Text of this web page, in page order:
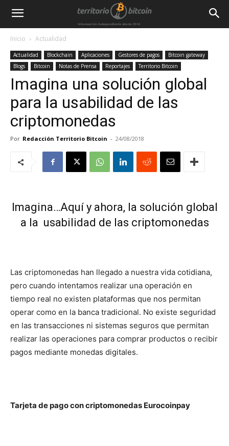
Inicio Actualidad
Actualidad Blockchain Aplicaciones Gestores de pagos
Bitcoin gateway
Blogs
Bitcoin Notas de Prensa Reportajes Territorio Bitcoin
Imagina una solución global
para la usabilidad de las
criptomonedas
Por Redacción Territorio Bitcoin - 24/08/2018
Imagina…Aquí y ahora, la solución global
a la usabilidad de las criptomonedas
Las criptomonedas han llegado a nuestra vida cotidiana,
pero cuando intentamos realizar una operación en
tiempo real no existen plataformas que nos permitan
operar como en la banca tradicional. No existe seguridad
en las transacciones ni sistemas seguros que permitan
realizar las operaciones para comprar productos o recibir
pagos mediante monedas digitales.
Tarjeta de pago con criptomonedas Eurocoinpay